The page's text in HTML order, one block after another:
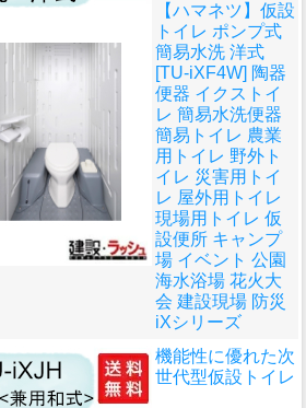
【ハマネツ】仮設
トイレ ポンプ式
簡易水洗 洋式
[TU-iXF4W] 陶器
便器 イクストイ
レ 簡易水洗便器
簡易トイレ 農業
用トイレ 野外ト
イレ 災害用トイ
レ 屋外用トイレ
現場用トイレ 仮
設便所 キャンプ
場 イベント 公園
海水浴場 花火大
会 建設現場 防災
iXシリーズ
機能性に優れた次
世代型仮設トイレ